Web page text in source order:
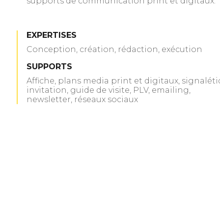
EXPERTISES
Conception, création, rédaction, exécution
SUPPORTS
Affiche, plans media print et digitaux,
invitation, guide de visite, PLV, emailing,
newsletter, réseaux sociaux